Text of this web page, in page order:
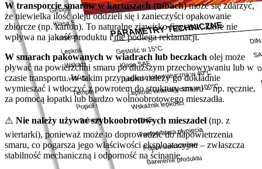
W transporcie smarów w kartuszach (tubach)może się zdarzyć,
że niewielka ilość oleju oddzieli się i zanieczyści opakowanie
zbiorcze (np. karton). To naturalne zjawisko fizyczne, które nie
wpływa na jakość produktu i nie podlega reklamacji.
W smarach pakowanych w wiadrach lub beczkach olej może
pływać na powierzchni smaru po dłuższym przechowywaniu lub w
czasie transportu. W takim przypadku należy go dokładnie
wymieszać i wtłoczyć z powrotem do struktury smaru – np. ręcznie,
za pomocą łopatki lub bardzo wolnoobrotowego mieszadła.
⚠️ Nie należy używać szybkoobrotowych mieszadeł(np. z
wiertarki), ponieważ może to doprowadzić do napowietrzenia
smaru, co pogarsza jego właściwości eksploatacyjne – zwłaszcza
stabilność mechaniczną i odporność na ścinanie.